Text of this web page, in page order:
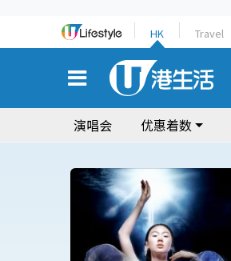
HK Travel
演唱会 优惠着数